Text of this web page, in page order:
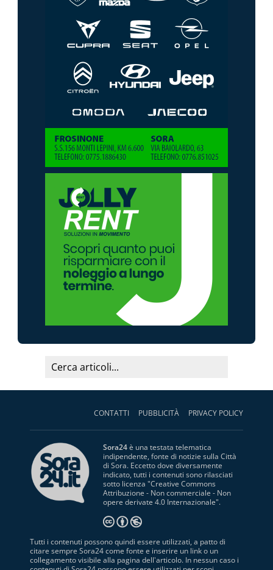
CONTATTI PUBBLICITÀ PRIVACY POLICY
Sora24è una testata telematica
indipendente, fonte di notizie sulla Città
di Sora. Eccetto dove diversamente
indicato, tutti i contenuti sono rilasciati
sotto licenza "Creative Commons
Attribuzione - Non commerciale - Non
opere derivate 4.0 Internazionale".
Tutti i contenuti possono quindi essere utilizzati, a patto di
citare sempre Sora24 come fonte e inserire un link o un
collegamento visibile alla pagina dell'articolo. In nessun caso i